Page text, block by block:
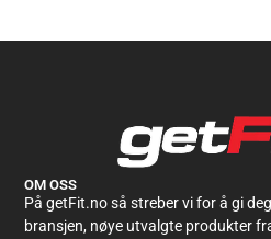
OM OSS
På getFit.no så streber vi for å gi
bransjen, nøye utvalgte produkter